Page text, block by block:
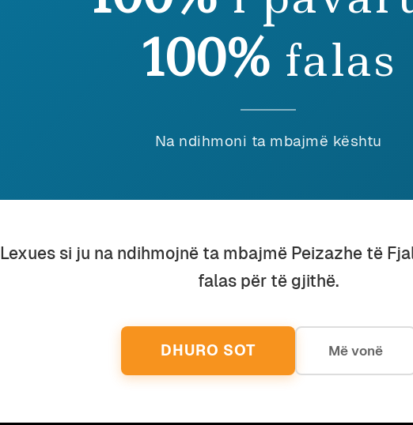
FALJA E GJAKUT
November 2017
TË HERSHME
100% falas
Na ndihmoni ta mbajmë kështu
Lexues si ju na ndihmojnë ta mbajmë Peizazhe të
falas për të gjithë.
DHURO SOT Më vonë